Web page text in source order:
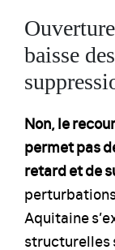
baisse
Non, le
permet pas
retard et de
Aquitaine
structurelles